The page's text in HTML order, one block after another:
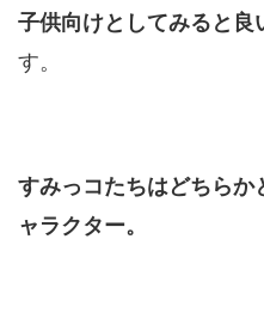
子供向けとしてみると良
す。
すみっコたちはどちら
ャラクター。